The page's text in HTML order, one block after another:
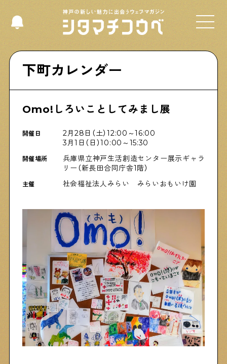
Select Language ▼
Shitamachi NUDIE
今夜、下町で
下町くらし不動産
物件情報やリノベーション事例を紹介します
下町日記
下町に暮らす人たちに日記を書いてもらいました
下町の店≒家
下町ならではの家みたいな店を紹介する記事です
下町カレンダー
Omo!しろいことしてみまし展
開催日
2月28日（土）12:00～16:00
3月1日（日）10:00～15:30
開催場所
兵庫県立神戸生活創造センター展示ギャラ
リー（新長田合同庁舎1階）
主催 社会福祉法人みらい みらいおもいけ園